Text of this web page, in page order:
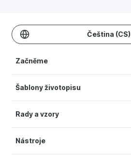
Čeština (CS)
Začněme
Vytvořit životopis
Ceník
Nápověda
Ochrana osobních údajů
Šablony životopisu
Šablony životopisu
Moderní životopis
Jednoduchý životopis
Rady a vzory
Kariérní blog
Nástroje